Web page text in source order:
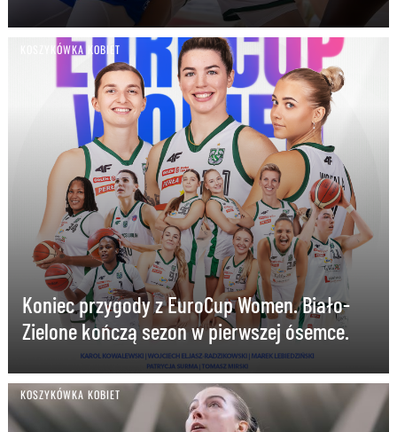
KOSZYKÓWKA KOBIET
Koniec przygody z EuroCup Women. Biało-
Zielone kończą sezon w pierwszej ósemce.
KOSZYKÓWKA KOBIET